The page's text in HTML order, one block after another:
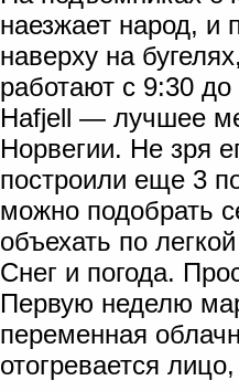
наезжает народ, и
наверху на
работают с 9:30
Нafjell — лучшее
Норвегии. Не зря
построили еще 3
можно подобрать
объехать по
Снег и погода.
Первую неделю
переменная
отогревается